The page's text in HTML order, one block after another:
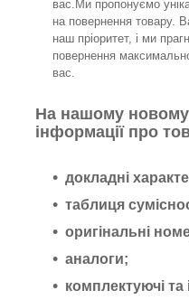
вас.Ми пропонуємо
на повернення товару.
наш пріоритет, і ми
повернення
вас.
На нашому новому
інформації про
докладні
таблиця
оригінальні
аналоги;
комплектуючі та